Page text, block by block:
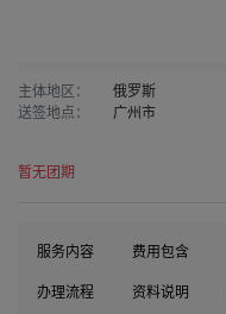
主体地区：
俄罗斯
送签地点：
广州市
暂无团期
服务内容 费用包含
办理流程 资料说明